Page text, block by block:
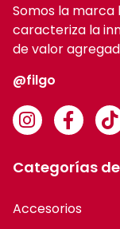
Somos la marca
caracteriza la
de valor
@filgo
Categorías
Accesorios